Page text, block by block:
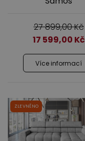
27 899,00Kč
17 599,00 Kč
Více informací
ZLEVNĚNO